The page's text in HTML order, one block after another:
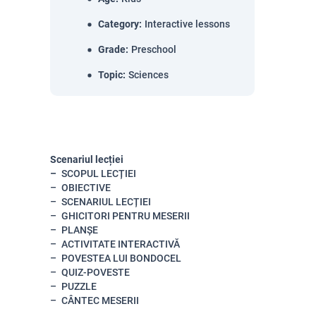
Category: Interactive lessons
Grade: Preschool
Topic: Sciences
Scenariul lecției
SCOPUL LECȚIEI
OBIECTIVE
SCENARIUL LECȚIEI
GHICITORI PENTRU MESERII
PLANȘE
ACTIVITATE INTERACTIVĂ
POVESTEA LUI BONDOCEL
QUIZ-POVESTE
PUZZLE
CÂNTEC MESERII